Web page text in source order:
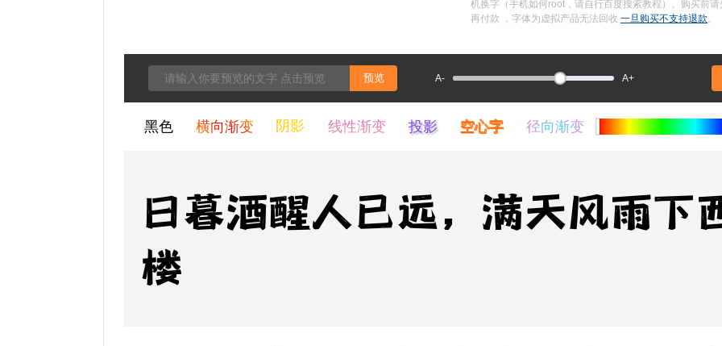
机换字（手机如何root，请自行百度搜索教程）。购买前
再付款 ，字体为虚拟产品无法回收 一旦购买不支持退款。
预览 A- A+
黑色 横向渐变 阴影 线性渐变 投影 空心字 径向渐变
日暮酒醒人已远，满天风雨下
楼